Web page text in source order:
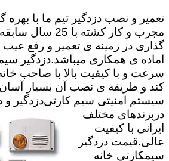
تعمیر و نصب دزدگیر تیم ما با
مجرب و کار کشته
گذاری در زمینه ی تعمیر و رفع
اماده ی همکاری میباشد.دزدگیر
سرعت و با کیفیت بالا با صاحب
کند و طریقه ی نصب آن بسیار
سیستم امنیتی سیم کارتیدزدگیر و
دربرندهای مختلف
ایرانی با کیفیت
عالی.قیمت دزدگیر
سیمکارتی خانه